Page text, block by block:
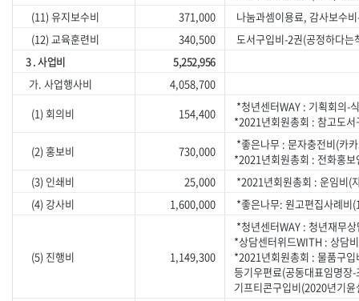
(11) 유지보수비
371,000
나눔과셈이용료, 감사보수
(12) 교육훈련비
340,500
도서구입비-2권(공정하다
3 . 사업비
5,252,956
가. 사업행사비
4,058,700
(1) 회의비
154,400
*청년센터WAY : 기획회
*2021년회원총회 : 참고도
(2) 홍보비
730,000
*좋은나무 : 문자충전비(카
*2021년회원총회 : 전화홍
(3) 인쇄비
25,000
*2021년회원총회 : 운임비(
(4) 강사비
1,600,000 *좋은나무: 원고편집사례비
(5) 진행비 1,149,300
*청년센터WAY : 청년재무
*상담센터위드WITH : 상담
*2021년회원총회 : 물품구
등기우편료(공동대표임명장
기프티콘구입비(2020년기